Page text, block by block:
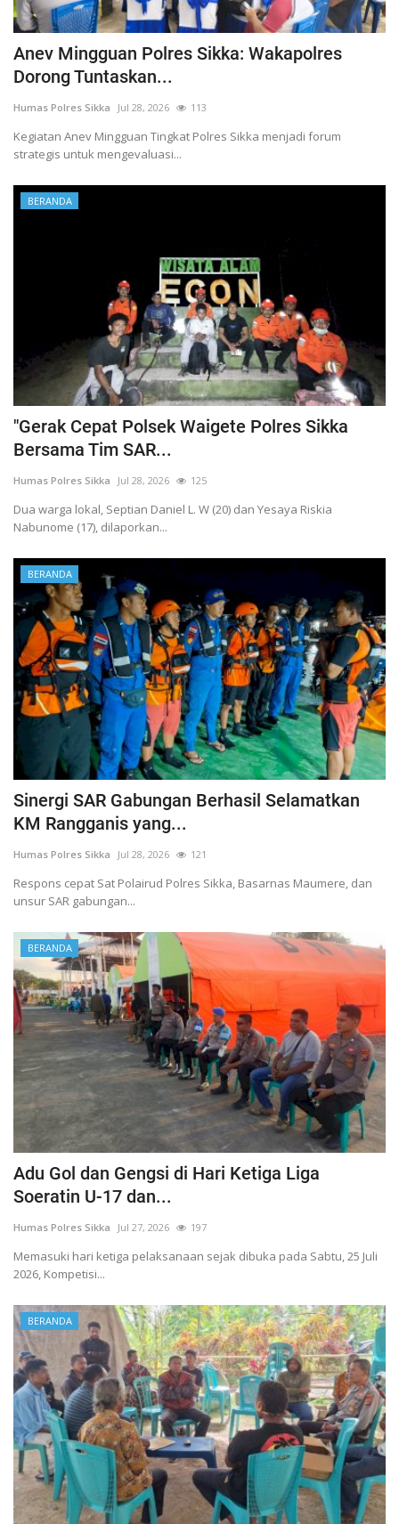
Anev Mingguan Polres Sikka: Wakapolres
Dorong Tuntaskan...
Humas Polres Sikka Jul 28, 2026 113
Kegiatan Anev Mingguan Tingkat Polres Sikka menjadi forum
strategis untuk mengevaluasi...
BERANDA
"Gerak Cepat Polsek Waigete Polres Sikka
Bersama Tim SAR...
Humas Polres Sikka Jul 28, 2026 125
Dua warga lokal, Septian Daniel L. W (20) dan Yesaya Riskia
Nabunome (17), dilaporkan...
BERANDA
Sinergi SAR Gabungan Berhasil Selamatkan
KM Rangganis yang...
Humas Polres Sikka Jul 28, 2026 121
Respons cepat Sat Polairud Polres Sikka, Basarnas Maumere, dan
unsur SAR gabungan...
BERANDA
Adu Gol dan Gengsi di Hari Ketiga Liga
Soeratin U-17 dan...
Humas Polres Sikka Jul 27, 2026 197
Memasuki hari ketiga pelaksanaan sejak dibuka pada Sabtu, 25 Juli
2026, Kompetisi...
BERANDA